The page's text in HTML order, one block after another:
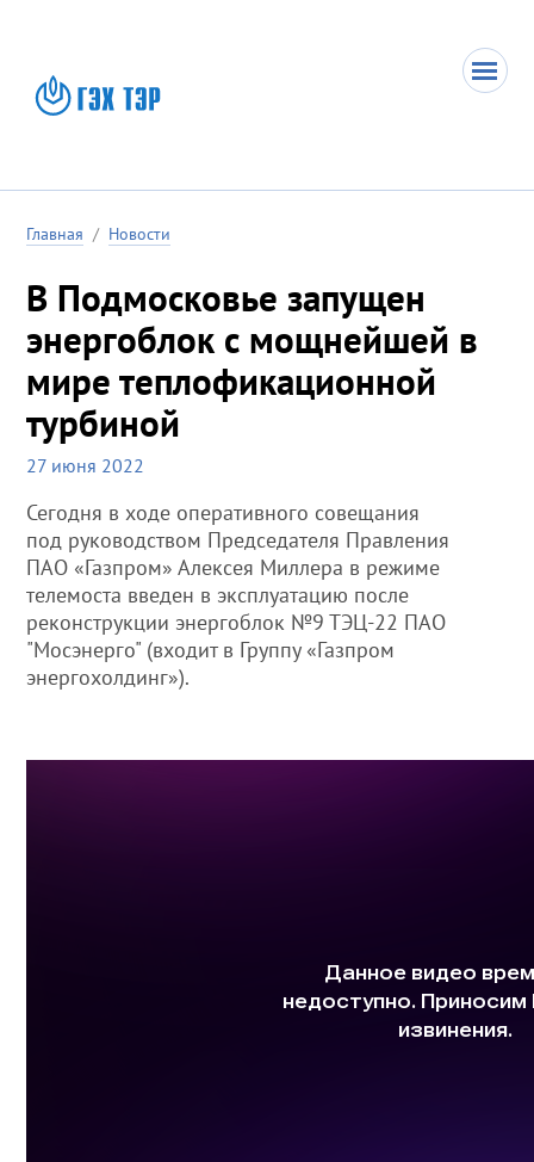
Главная / Новости
В Подмосковье запущен
энергоблок с мощнейшей в
мире теплофикационной
турбиной
27 июня 2022
Сегодня в ходе оперативного совещания
под руководством Председателя Правления
ПАО «Газпром» Алексея Миллера в режиме
телемоста введен в эксплуатацию после
реконструкции энергоблок №9 ТЭЦ-22 ПАО
"Мосэнерго" (входит в Группу «Газпром
энергохолдинг»).